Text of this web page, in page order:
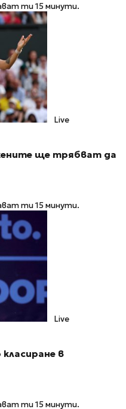
ти 15 минути.
Live
ще трябват да
ти 15 минути.
Live
в
ти 15 минути.